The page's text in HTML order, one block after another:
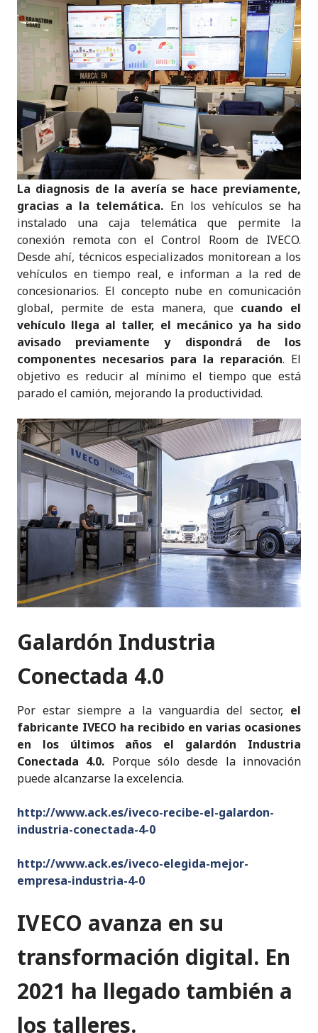
La diagnosis de la avería se hace previamente,
gracias a la telemática. En los vehículos se ha
instalado una caja telemática que permite la
conexión remota con el Control Room de IVECO.
Desde ahí, técnicos especializados monitorean a los
vehículos en tiempo real, e informan a la red de
concesionarios. El concepto nube en comunicación
global, permite de esta manera, que cuando el
vehículo llega al taller, el mecánico ya ha sido
avisado previamente y dispondrá de los
componentes necesarios para la reparación. El
objetivo es reducir al mínimo el tiempo que está
parado el camión, mejorando la productividad.
Galardón Industria
Conectada 4.0
Por estar siempre a la vanguardia del sector, el
fabricante IVECO ha recibido en varias ocasiones
en los últimos años el galardón Industria
Conectada 4.0. Porque sólo desde la innovación
puede alcanzarse la excelencia.
http://www.ack.es/iveco-recibe-el-galardon-
industria-conectada-4-0
http://www.ack.es/iveco-elegida-mejor-
empresa-industria-4-0
IVECO avanza en su
transformación digital. En
2021 ha llegado también a
los talleres.